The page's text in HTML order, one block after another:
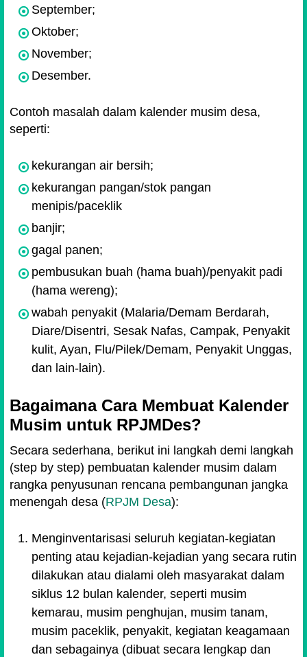
September;
Oktober;
November;
Desember.
Contoh masalah dalam kalender musim desa,
seperti:
kekurangan air bersih;
kekurangan pangan/stok pangan
menipis/paceklik
banjir;
gagal panen;
pembusukan buah (hama buah)/penyakit padi
(hama wereng);
wabah penyakit (Malaria/Demam Berdarah,
Diare/Disentri, Sesak Nafas, Campak, Penyakit
kulit, Ayan, Flu/Pilek/Demam, Penyakit Unggas,
dan lain-lain).
Bagaimana Cara Membuat Kalender
Musim untuk RPJMDes?
Secara sederhana, berikut ini langkah demi langkah
(step by step) pembuatan kalender musim dalam
rangka penyusunan rencana pembangunan jangka
menengah desa (RPJM Desa):
Menginventarisasi seluruh kegiatan-kegiatan
penting atau kejadian-kejadian yang secara rutin
dilakukan atau dialami oleh masyarakat dalam
siklus 12 bulan kalender, seperti musim
kemarau, musim penghujan, musim tanam,
musim paceklik, penyakit, kegiatan keagamaan
dan sebagainya (dibuat secara lengkap dan